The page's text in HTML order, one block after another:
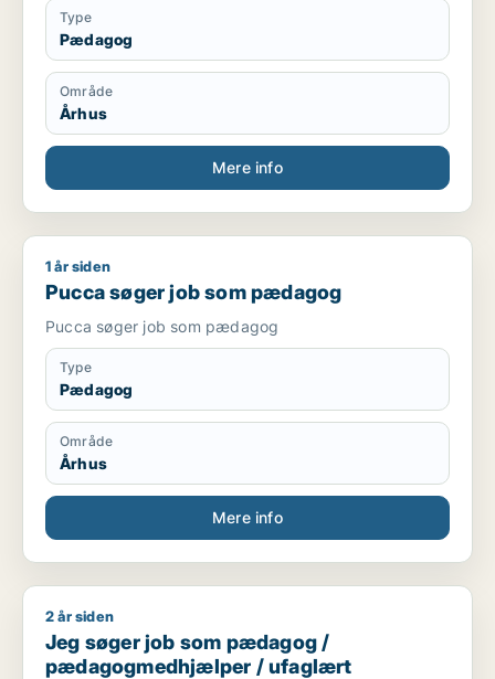
Type
Pædagog
Område
Århus
Mere info
Pucca søger job som pædagog
1 år siden
Pucca søger job som pædagog
Pucca søger job som pædagog
Type
Pædagog
Område
Århus
Mere info
Jeg søger job som pædagog / pædagogmedhjælper /
2 år siden
Jeg søger job som pædagog /
pædagogmedhjælper / ufaglært